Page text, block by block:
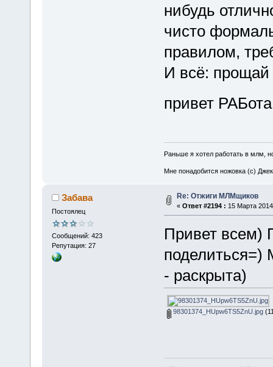
нибудь
чисто
правилом,
И всё: прощай
привет
Раньше я хотел работать в млм,
Мне понадобится ножовка (с)
Забава
Постоялец
Сообщений: 423
Репутация: 27
Re: Отжиги МЛМщиков
« Ответ #2194 : 15 Марта
Привет всем)
- раскрыта)
98301374_HUpw6TS5ZnU.jpg